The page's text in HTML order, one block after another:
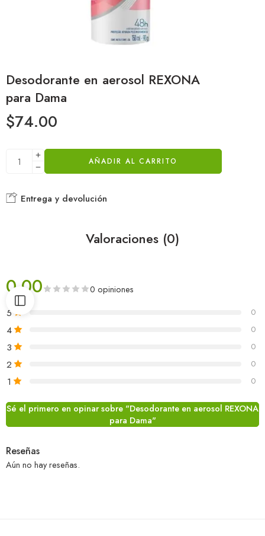
Desodorante en aerosol REXONA
para Dama
$74.00
AÑADIR AL CARRITO
Entrega y devolución
Valoraciones (0)
0.00 0 opiniones
5 0
4 0
3 0
2 0
1 0
Sé el primero en opinar sobre "Desodorante en aerosol REXONA
para Dama"
Reseñas
Aún no hay reseñas.